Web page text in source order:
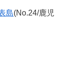
島(No.24/鹿児